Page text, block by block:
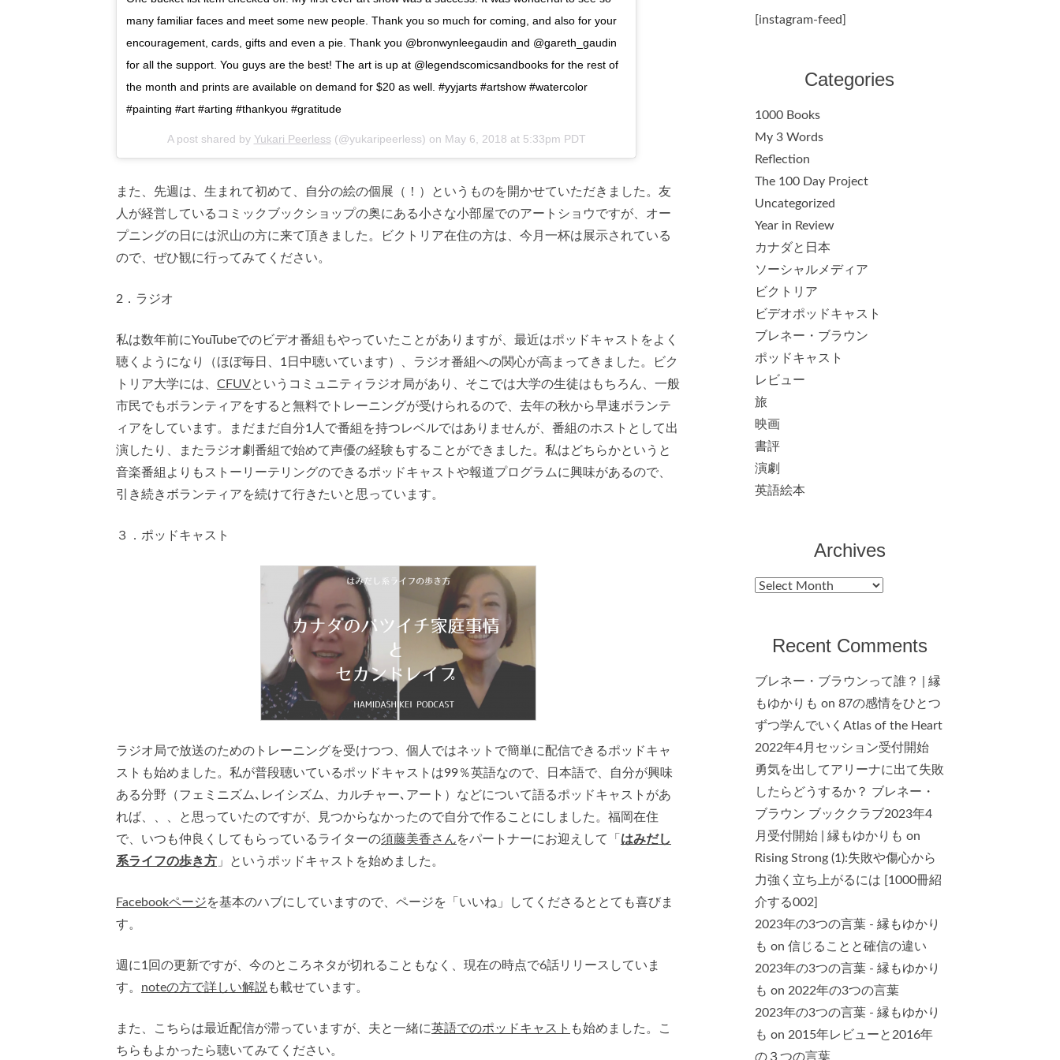
many familiar faces and meet some new people. Thank you so much for coming, and also for your
encouragement, cards, gifts and even a pie. Thank you @bronwynleegaudin and @gareth_gaudin
for all the support. You guys are the best! The art is up at @legendscomicsandbooks for the rest of
the month and prints are available on demand for $20 as well. #yyjarts #artshow #watercolor
#painting #art #arting #thankyou #gratitude
A post shared by Yukari Peerless (@yukaripeerless) on May 6, 2018 at 5:33pm PDT
また、先週は、生まれて初めて、自分の絵の個展（！）というものを開かせていただきました。友
人が経営しているコミックブックショップの奥にある小さな小部屋でのアートショウですが、オー
プニングの日には沢山の方に来て頂きました。ビクトリア在住の方は、今月一杯は展示されている
ので、ぜひ観に行ってみてください。
2．ラジオ
私は数年前にYouTubeでのビデオ番組もやっていたことがありますが、最近はポッドキャストをよく
聴くようになり（ほぼ毎日、1日中聴いています）、ラジオ番組への関心が高まってきました。ビク
トリア大学には、 CFUVというコミュニティラジオ局があり、そこでは大学の生徒はもちろん、一般
市民でもボランティアをすると無料でトレーニングが受けられるので、去年の秋から早速ボランテ
ィアをしています。まだまだ自分1人で番組を持つレベルではありませんが、番組のホストとして出
演したり、またラジオ劇番組で始めて声優の経験もすることができました。私はどちらかというと
音楽番組よりもストーリーテリングのできるポッドキャストや報道プログラムに興味があるので、
引き続きボランティアを続けて行きたいと思っています。
３．ポッドキャスト
ラジオ局で放送のためのトレーニングを受けつつ、個人ではネットで簡単に配信できるポッドキャ
ストも始めました。私が普段聴いているポッドキャストは99％英語なので、日本語で、自分が興味
ある分野（フェミニズム､レイシズム、カルチャー､アート）などについて語るポッドキャストがあ
れば、、、と思っていたのですが、見つからなかったので自分で作ることにしました。福岡在住
で、いつも仲良くしてもらっているライターの須藤美香さんをパートナーにお迎えして「 はみだし
系ライフの歩き方 」というポッドキャストを始めました。
Facebookページを基本のハブにしていますので、ページを「いいね」してくださるととても喜びま
す。
週に1回の更新ですが、今のところネタが切れることもなく、現在の時点で6話リリースしていま
す。 noteの方で詳しい解説 も載せています。
また、こちらは最近配信が滞っていますが、夫と一緒に英語でのポッドキャスト も始めました。こ
ちらもよかったら聴いてみてください。
[instagram-feed]
Categories
1000 Books
My 3 Words
Reflection
The 100 Day Project
Uncategorized
Year in Review
カナダと日本
ソーシャルメディア
ビクトリア
ビデオポッドキャスト
ブレネー・ブラウン
ポッドキャスト
レビュー
旅
映画
書評
演劇
英語絵本
Archives
Archives
Recent Comments
ブレネー・ブラウンって誰？ | 縁
もゆかりも on 87の感情をひとつ
ずつ学んでいくAtlas of the Heart
2022年4月セッション受付開始
勇気を出してアリーナに出て失敗
したらどうするか？ ブレネー・
ブラウン ブッククラブ2023年4
月受付開始 | 縁もゆかりも on
Rising Strong (1):失敗や傷心から
力強く立ち上がるには [1000冊紹
介する002]
2023年の3つの言葉 - 縁もゆかり
も on 信じることと確信の違い
2023年の3つの言葉 - 縁もゆかり
も on 2022年の3つの言葉
2023年の3つの言葉 - 縁もゆかり
も on 2015年レビューと2016年
の３つの言葉